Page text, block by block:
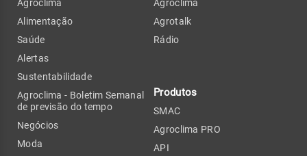
Agroclima
Alimentação
Saúde
Alertas
Sustentabilidade
Agroclima - Boletim Semanal
de previsão do tempo
Negócios
Moda
Agroclima
Agrotalk
Rádio
Produtos
SMAC
Agroclima PRO
API